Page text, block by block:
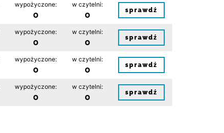
wypożyczone:
0
w czytelni:
0 sprawdź
wypożyczone:
0
w czytelni:
0 sprawdź
wypożyczone:
0
w czytelni:
0 sprawdź
wypożyczone:
0
w czytelni:
0 sprawdź